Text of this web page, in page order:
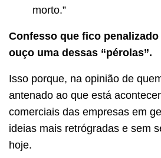
morto.”
Confesso que fico
ouço uma dessas “pérolas”.
Isso porque, na opinião de
antenado ao que está
comerciais das empresas em
ideias mais retrógradas e sem
hoje.